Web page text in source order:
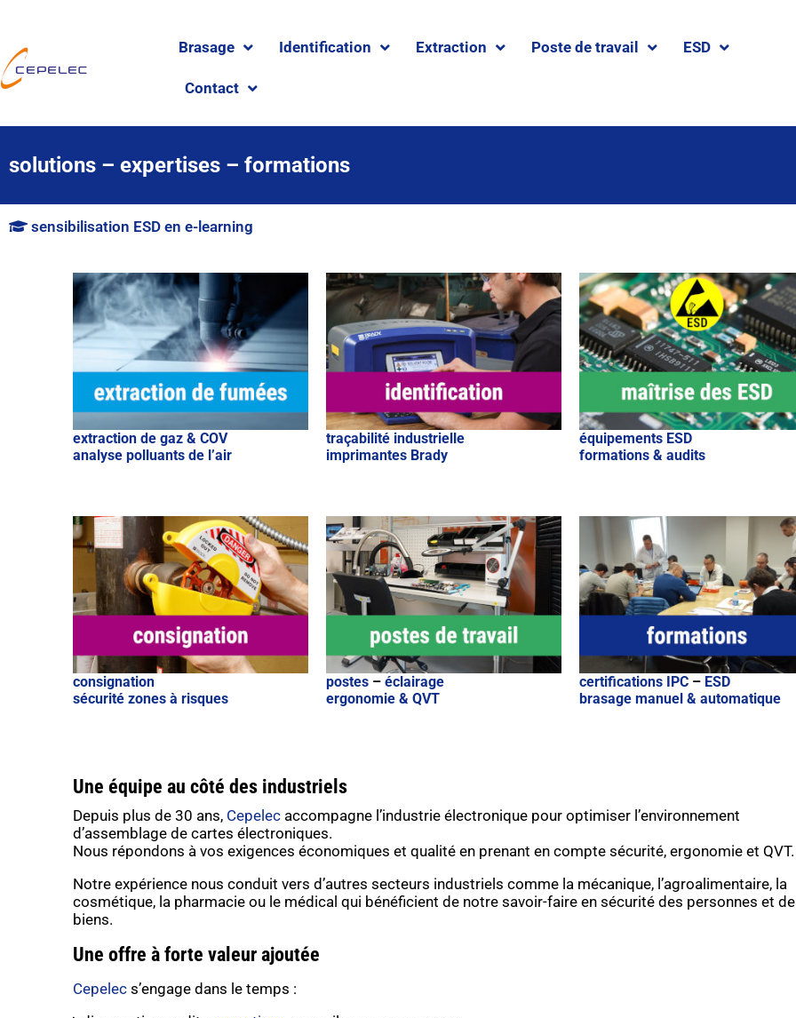
Brasage Identification Extraction Poste de travail ESD
Contact
solutions – expertises – formations
sensibilisation ESD en e-learning
extraction de gaz & COV
analyse polluants de l’air
traçabilité industrielle
imprimantes Brady
équipements ESD
formations & audits
consignation
sécurité zones à risques
postes – éclairage
ergonomie & QVT
certifications IPC – ESD
brasage manuel & automatique
Une équipe au côté des industriels
Depuis plus de 30 ans, Cepelec accompagne l’industrie électronique pour optimiser l’environnement
d’assemblage de cartes électroniques.
Nous répondons à vos exigences économiques et qualité en prenant en compte sécurité, ergonomie et QVT.
Notre expérience nous conduit vers d’autres secteurs industriels comme la mécanique, l’agroalimentaire, la
cosmétique, la pharmacie ou le médical qui bénéficient de notre savoir-faire en sécurité des personnes et
biens.
Une offre à forte valeur ajoutée
Cepelec s’engage dans le temps :